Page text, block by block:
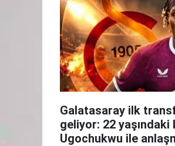
Galatasaray ilk
geliyor: 22 yaşındaki
Ugochukwu ile